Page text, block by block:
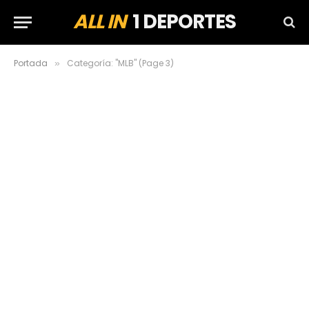
ALL IN1 DEPORTES
Portada » Categoría: "MLB" (Page 3)